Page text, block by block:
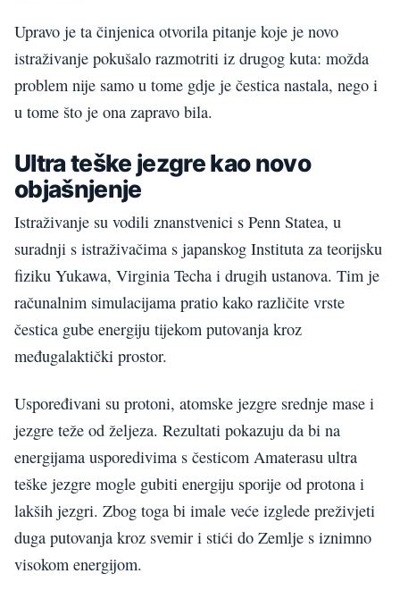
Upravo je ta činjenica otvorila pitanje koje je novo
istraživanje pokušalo razmotriti iz drugog kuta: možda
problem nije samo u tome gdje je čestica nastala, nego i
u tome što je ona zapravo bila.
Ultra teške jezgre kao novo
objašnjenje
Istraživanje su vodili znanstvenici s Penn Statea, u
suradnji s istraživačima s japanskog Instituta za teorijsku
fiziku Yukawa, Virginia Techa i drugih ustanova. Tim je
računalnim simulacijama pratio kako različite vrste
čestica gube energiju tijekom putovanja kroz
međugalaktički prostor.
Uspoređivani su protoni, atomske jezgre srednje mase i
jezgre teže od željeza. Rezultati pokazuju da bi na
energijama usporedivima s česticom Amaterasu ultra
teške jezgre mogle gubiti energiju sporije od protona i
lakših jezgri. Zbog toga bi imale veće izglede preživjeti
duga putovanja kroz svemir i stići do Zemlje s iznimno
visokom energijom.